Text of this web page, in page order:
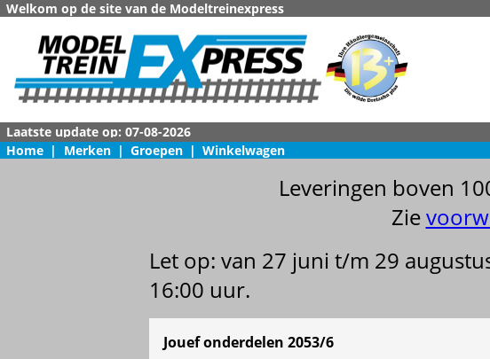
Welkom op de site van de Modeltreinexpress
Home | Merken | Groepen | Winkelwagen
Leveringen boven
Zie
Let op: van 27 juni t/m 29
16:00 uur.
Jouef onderdelen 2053/6